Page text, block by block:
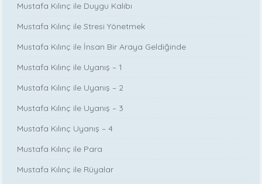
Mustafa Kılınç ile Duygu Kalıbı
Mustafa Kılınç ile Stresi Yönetmek
Mustafa Kılınç ile İnsan Bir Araya Geldiğinde
Mustafa Kılınç ile Uyanış – 1
Mustafa Kılınç ile Uyanış – 2
Mustafa Kılınç ile Uyanış – 3
Mustafa Kılınç Uyanış – 4
Mustafa Kılınç ile Para
Mustafa Kılınç ile Rüyalar